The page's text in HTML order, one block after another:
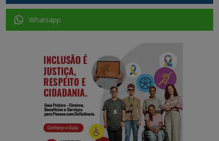
Whatsapp